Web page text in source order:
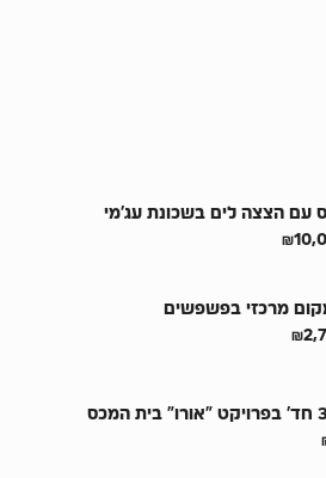
עם הצצה לים בשכונת עג’מי
מרכזי בפשפשים